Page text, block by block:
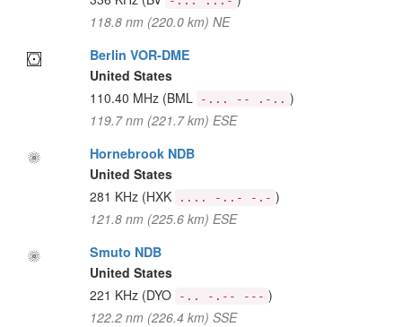
118.8 nm (220.0 km) NE
Berlin VOR-DME
United States
110.40 MHz (BML -... -- .-.. )
119.7 nm (221.7 km) ESE
Hornebrook NDB
United States
281 KHz (HXK .... -..- -.- )
121.8 nm (225.6 km) ESE
Smuto NDB
United States
221 KHz (DYO -.. -.-- --- )
122.2 nm (226.4 km) SSE